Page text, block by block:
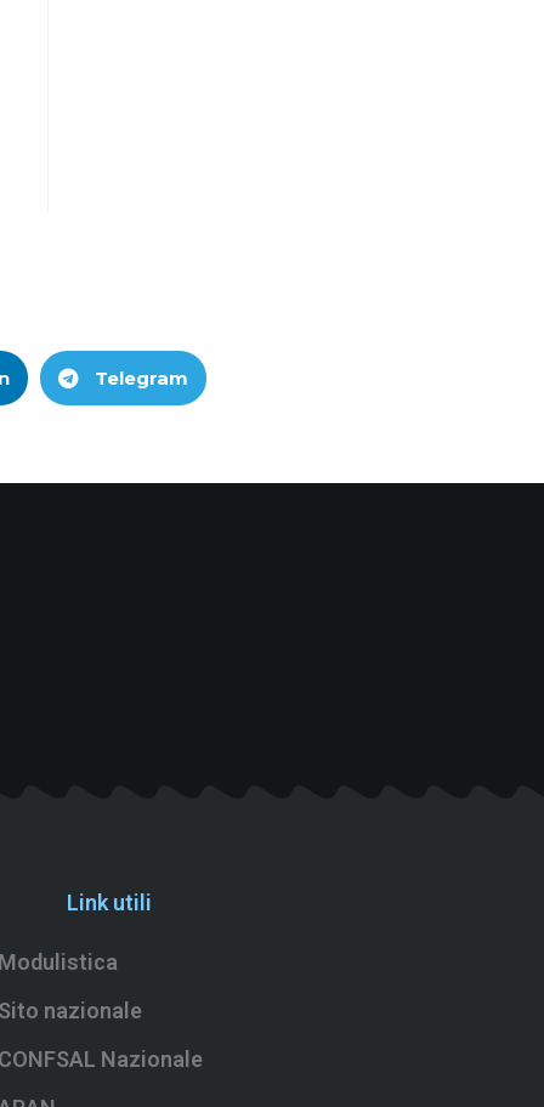
Telegram
Link utili
Modulistica
Sito nazionale
CONFSAL Nazionale